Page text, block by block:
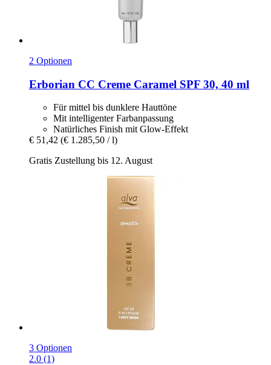
2 Optionen
Erborian CC Creme Caramel SPF 30, 40 ml
Für mittel bis dunklere Hauttöne
Mit intelligenter Farbanpassung
Natürliches Finish mit Glow-Effekt
€ 51,42 (€ 1.285,50 / l)
Gratis Zustellung bis 12. August
3 Optionen
2.0 (1)